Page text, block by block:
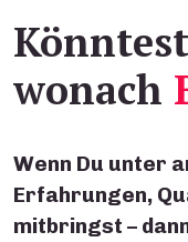
wonach
Wenn Du unter
Erfahrungen,
mitbringst –